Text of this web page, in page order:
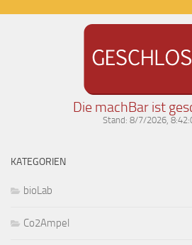
Die machBar ist
Stand: 8/7/2026,
KATEGORIEN
bioLab
Co2Ampel